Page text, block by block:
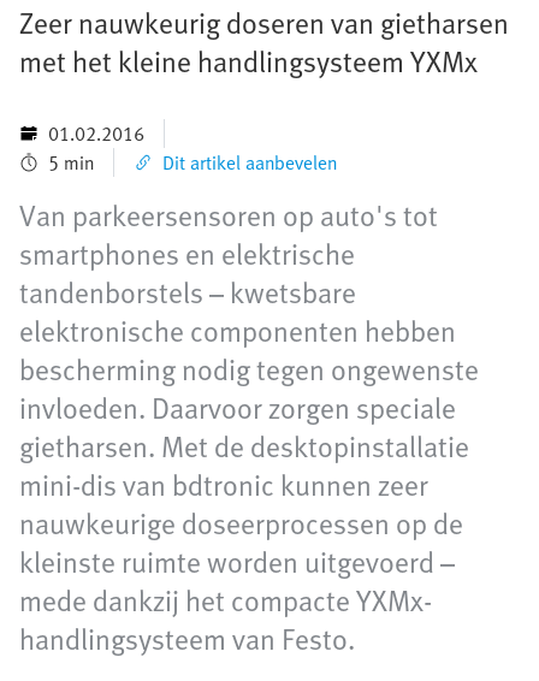
Zeer nauwkeurig doseren van gietharsen
met het kleine handlingsysteem YXMx
01.02.2016
5 min
Dit artikel aanbevelen
Van parkeersensoren op auto's tot
smartphones en elektrische
tandenborstels – kwetsbare
elektronische componenten hebben
bescherming nodig tegen ongewenste
invloeden. Daarvoor zorgen speciale
gietharsen. Met de desktopinstallatie
mini-dis van bdtronic kunnen zeer
nauwkeurige doseerprocessen op de
kleinste ruimte worden uitgevoerd –
mede dankzij het compacte YXMx-
handlingsysteem van Festo.